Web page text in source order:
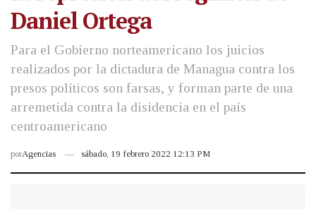
Daniel Ortega
Para el Gobierno norteamericano los juicios
realizados por la dictadura de Managua contra los
presos políticos son farsas, y forman parte de una
arremetida contra la disidencia en el país
centroamericano
porAgencias sábado, 19 febrero 2022 12:13 PM